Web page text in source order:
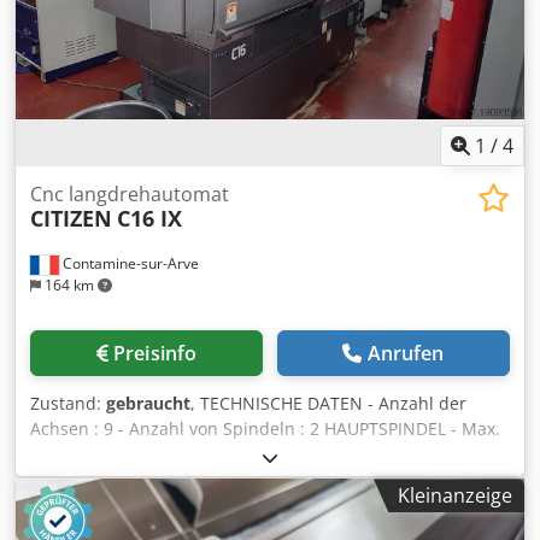
1 /4
Contamine-sur-Arve
164 km
Cnc langdrehautomat
CITIZEN C16 IX
Preisinfo Anrufen
Zustand: gebraucht, TECHNISCHE DATEN - Anzahl der
Achsen : 9 - Anzahl von Spindeln : 2 HAUPTSPINDEL - Max.
Stangendurchmesser : 16 [mm] - Verfahrweg : 205 [mm] -
Spindeldrehzahl : 10.000 [Upm] - Minimum Auflösung C-
Achse : 0,001 [Grad] GEGENSPINDEL - Max.
Stangendurchmesser : 16 [mm] - Spindeldrehzahl : 10.000
Kleinanzeige